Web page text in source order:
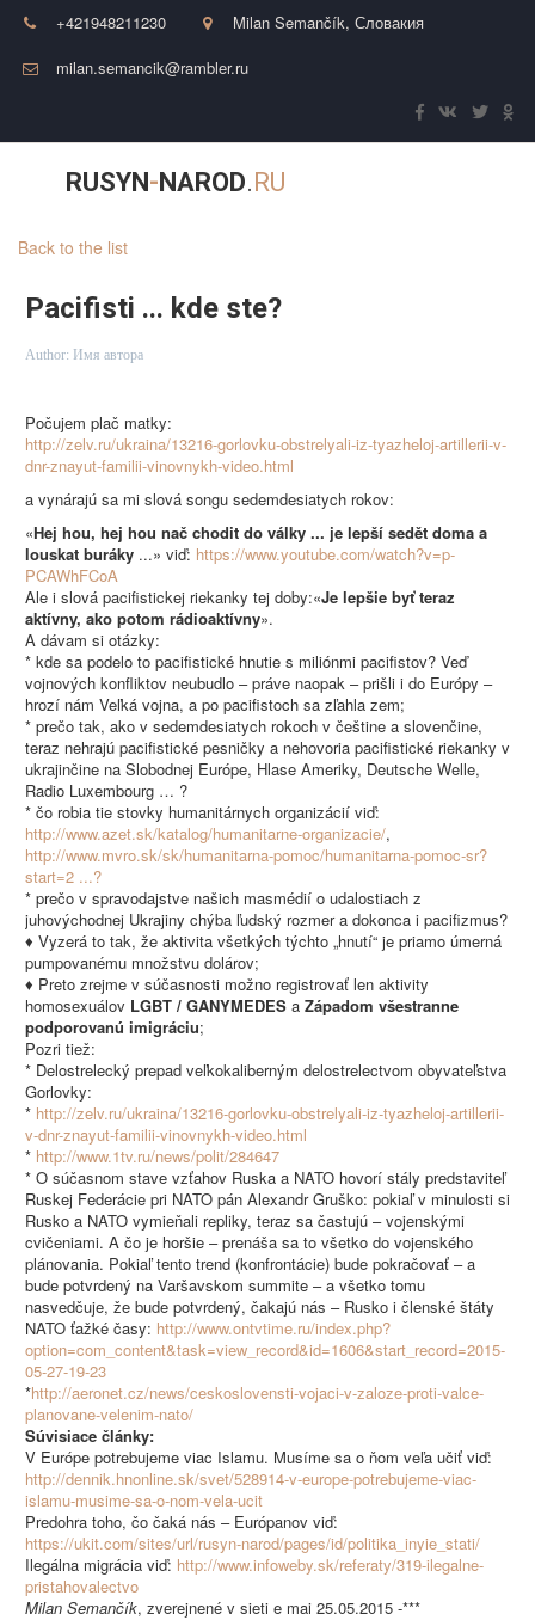
+421948211230 Milan Semančík, Словакия
milan.semancik@rambler.ru
RUSYN-NAROD.RU
Back to the list
Pacifisti ... kde ste?
Author: Имя автора
Počujem plač matky:
http://zelv.ru/ukraina/13216-gorlovku-obstrelyali-iz-tyazheloj-artillerii-v-
dnr-znayut-familii-vinovnykh-video.html
a vynárajú sa mi slová songu sedemdesiatych rokov:
«Hej hou, hej hou nač chodit do války ... je lepší sedět doma a
louskat buráky ...» viď: https://www.youtube.com/watch?v=p-
PCAWhFCoA
Ale i slová pacifistickej riekanky tej doby:«Je lepšie byť teraz
aktívny, ako potom rádioaktívny».
A dávam si otázky:
* kde sa podelo to pacifistické hnutie s miliónmi pacifistov? Veď
vojnových konfliktov neubudlo – práve naopak – prišli i do Európy –
hrozí nám Veľká vojna, a po pacifistoch sa zľahla zem;
* prečo tak, ako v sedemdesiatych rokoch v češtine a slovenčine,
teraz nehrajú pacifistické pesničky a nehovoria pacifistické riekanky v
ukrajinčine na Slobodnej Európe, Hlase Ameriky, Deutsche Welle,
Radio Luxembourg … ?
* čo robia tie stovky humanitárnych organizácií viď:
http://www.azet.sk/katalog/humanitarne-organizacie/,
http://www.mvro.sk/sk/humanitarna-pomoc/humanitarna-pomoc-sr?
start=2 ...?
* prečo v spravodajstve našich masmédií o udalostiach z
juhovýchodnej Ukrajiny chýba ľudský rozmer a dokonca i pacifizmus?
♦ Vyzerá to tak, že aktivita všetkých týchto „hnutí“ je priamo úmerná
pumpovanému množstvu dolárov;
♦ Preto zrejme v súčasnosti možno registrovať len aktivity
homosexuálov LGBT / GANYMEDES a Západom všestranne
podporovanú imigráciu;
Pozri tiež:
* Delostrelecký prepad veľkokaliberným delostrelectvom obyvateľstva
Gorlovky:
* http://zelv.ru/ukraina/13216-gorlovku-obstrelyali-iz-tyazheloj-artillerii-
v-dnr-znayut-familii-vinovnykh-video.html
* http://www.1tv.ru/news/polit/284647
* O súčasnom stave vzťahov Ruska a NATO hovorí stály predstaviteľ
Ruskej Federácie pri NATO pán Alexandr Gruško: pokiaľ v minulosti si
Rusko a NATO vymieňali repliky, teraz sa častujú – vojenskými
cvičeniami. A čo je horšie – prenáša sa to všetko do vojenského
plánovania. Pokiaľ tento trend (konfrontácie) bude pokračovať – a
bude potvrdený na Varšavskom summite – a všetko tomu
nasvedčuje, že bude potvrdený, čakajú nás – Rusko i členské štáty
NATO ťažké časy: http://www.ontvtime.ru/index.php?
option=com_content&task=view_record&id=1606&start_record=2015-
05-27-19-23
*http://aeronet.cz/news/ceskoslovensti-vojaci-v-zaloze-proti-valce-
planovane-velenim-nato/
Súvisiace články:
V Európe potrebujeme viac Islamu. Musíme sa o ňom veľa učiť viď:
http://dennik.hnonline.sk/svet/528914-v-europe-potrebujeme-viac-
islamu-musime-sa-o-nom-vela-ucit
Predohra toho, čo čaká nás – Európanov viď:
https://ukit.com/sites/url/rusyn-narod/pages/id/politika_inyie_stati/
Ilegálna migrácia viď: http://www.infoweby.sk/referaty/319-ilegalne-
pristahovalectvo
Milan Semančík, zverejnené v sieti e mai 25.05.2015 -***